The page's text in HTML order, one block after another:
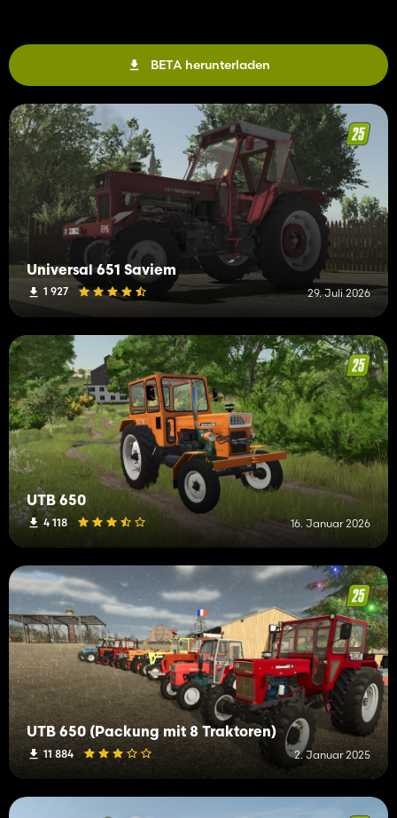
BETA herunterladen
Universal 651 Saviem
1 927 29. Juli 2026
UTB 650
4 118 16. Januar 2026
UTB 650 (Packung mit 8 Traktoren)
11 884 2. Januar 2025